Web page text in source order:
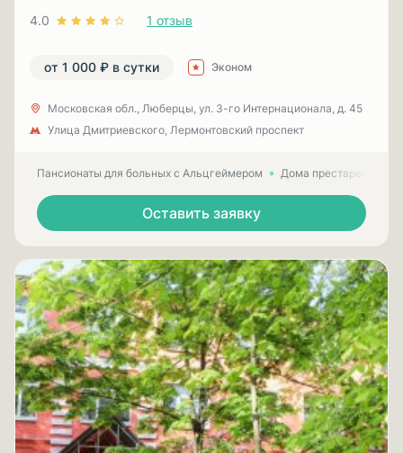
4.0 1 отзыв
от 1 000 ₽ в сутки Эконом
Московская обл., Люберцы, ул. 3-гo Интернационала, д. 45
Улица Дмитриевского, Лермонтовский проспект
Пансионаты для больных с Альцгеймером Дома престарелых
Оставить заявку